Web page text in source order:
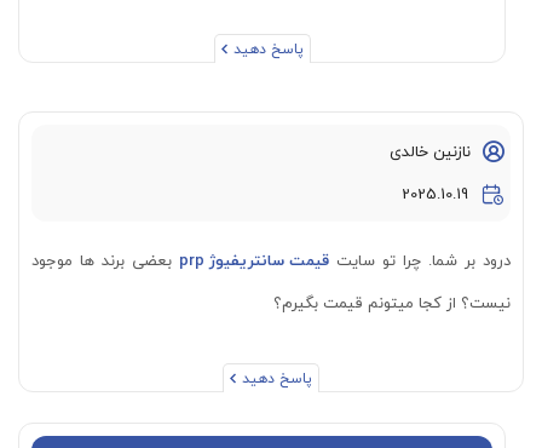
پاسخ دهید
نازنین خالدی
2025.10.19
درود بر شما. چرا تو سایت قیمت سانتریفیوژ prp
بعضی برند ها موجود
نیست؟ از کجا میتونم قیمت بگیرم؟
پاسخ دهید